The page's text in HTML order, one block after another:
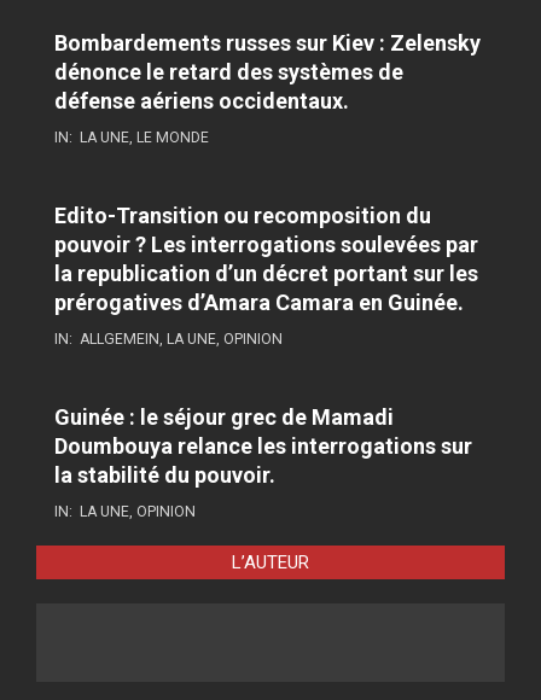
Bombardements russes sur Kiev : Zelensky
dénonce le retard des systèmes de
défense aériens occidentaux.
IN: LA UNE LE MONDE
Edito-Transition ou recomposition du
pouvoir ? Les interrogations soulevées par
la republication d’un décret portant sur les
prérogatives d’Amara Camara en Guinée.
IN: ALLGEMEIN LA UNE OPINION
Guinée : le séjour grec de Mamadi
Doumbouya relance les interrogations sur
la stabilité du pouvoir.
IN: LA UNE OPINION
L’AUTEUR